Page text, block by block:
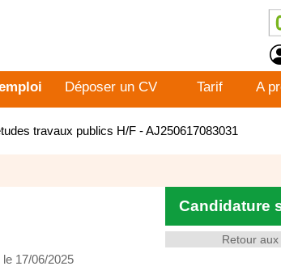
Déposer un CV Tarif A
travaux publics H/F - AJ250617083031
Retour
Candidature
17/06/2025